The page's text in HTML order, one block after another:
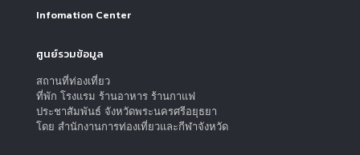
Infomation Center
ศูนย์รวมข้อมูล
สถานที่ท่องเที่ยว
ที่พัก โรงแรม ร้านอาหาร ร้านกาแฟ
ประชาสัมพันธ์ จังหวัดพระนครศรีอยุธยา
โดย สำนักงานการท่องเที่ยวและกีฬาจังหวัด